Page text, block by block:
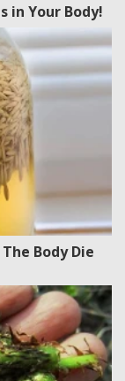
in Your Body!
Body Die